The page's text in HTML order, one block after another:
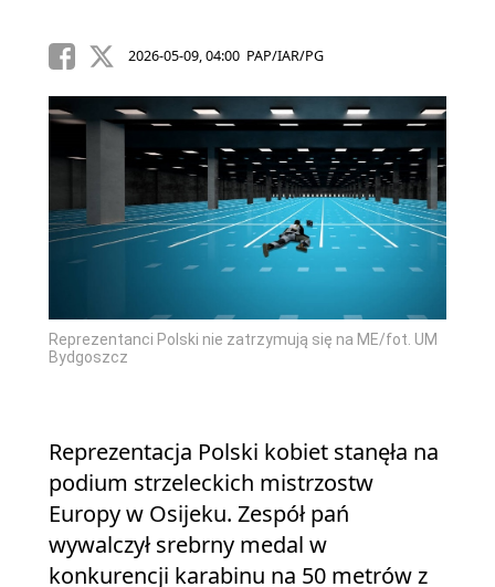
2026-05-09, 04:00 PAP/IAR/PG
Reprezentanci Polski nie zatrzymują się na ME/fot. UM
Bydgoszcz
Reprezentacja Polski kobiet stanęła na
podium strzeleckich mistrzostw
Europy w Osijeku. Zespół pań
wywalczył srebrny medal w
konkurencji karabinu na 50 metrów z